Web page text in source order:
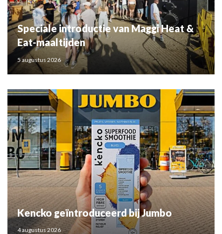
Speciale introductie van Maggi Heat &
Eat-maaltijden
5 augustus 2026
Kencko geïntroduceerd bij Jumbo
4 augustus 2026